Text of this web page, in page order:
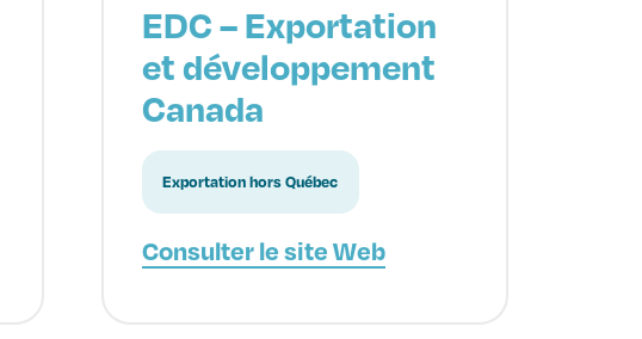
EDC – Exportation
et développement
Canada
Exportation hors Québec
Consulter le site Web